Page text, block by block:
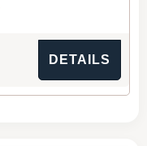
DETAILS